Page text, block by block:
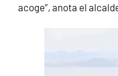
acoge”, anota el